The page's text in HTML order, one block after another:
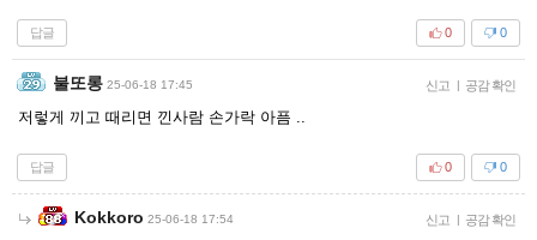
답글 0
0
불또롱 25-06-18 17:45 신고 | 공감 확인
저렇게 끼고 때리면 낀사람 손가락 아픔 ..
답글 0
0
Kokkoro 25-06-18 17:54 신고 | 공감 확인